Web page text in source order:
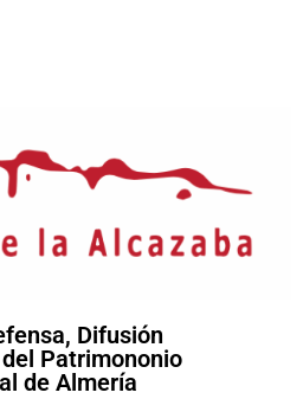
Difusión
Patrimononio
de Almería